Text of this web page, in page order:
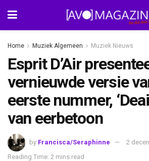
Home Muziek Algemeen Muziek Nieuws
Esprit D’Air
vernieuwde versie
eerste nummer,
van eerbetoon
by Francisca/Seraphinne
2
Reading Time: 2 mins read